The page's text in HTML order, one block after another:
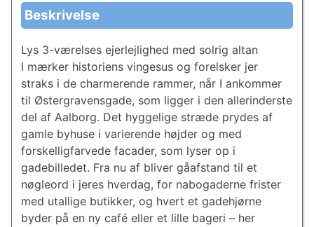
Beskrivelse
Lys 3-værelses ejerlejlighed med solrig altan
I mærker historiens vingesus og forelsker jer
straks i de charmerende rammer, når I ankommer
til Østergravensgade, som ligger i den allerinderste
del af Aalborg. Det hyggelige stræde prydes af
gamle byhuse i varierende højder og med
forskelligfarvede facader, som lyser op i
gadebilledet. Fra nu af bliver gåafstand til et
nøgleord i jeres hverdag, for nabogaderne frister
med utallige butikker, og hvert et gadehjørne
byder på en ny café eller et lille bageri – her